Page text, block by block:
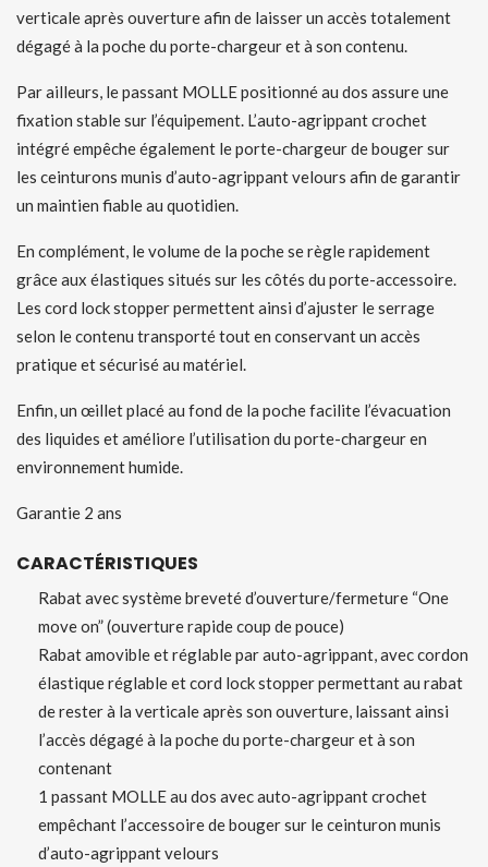
verticale après ouverture afin de laisser un accès totalement
dégagé à la poche du porte-chargeur et à son contenu.
Par ailleurs, le passant MOLLE positionné au dos assure une
fixation stable sur l’équipement. L’auto-agrippant crochet
intégré empêche également le porte-chargeur de bouger sur
les ceinturons munis d’auto-agrippant velours afin de garantir
un maintien fiable au quotidien.
En complément, le volume de la poche se règle rapidement
grâce aux élastiques situés sur les côtés du porte-accessoire.
Les cord lock stopper permettent ainsi d’ajuster le serrage
selon le contenu transporté tout en conservant un accès
pratique et sécurisé au matériel.
Enfin, un œillet placé au fond de la poche facilite l’évacuation
des liquides et améliore l’utilisation du porte-chargeur en
environnement humide.
Garantie 2 ans
CARACTÉRISTIQUES
Rabat avec système breveté d’ouverture/fermeture “One
move on” (ouverture rapide coup de pouce)
Rabat amovible et réglable par auto-agrippant, avec cordon
élastique réglable et cord lock stopper permettant au rabat
de rester à la verticale après son ouverture, laissant ainsi
l’accès dégagé à la poche du porte-chargeur et à son
contenant
1 passant MOLLE au dos avec auto-agrippant crochet
empêchant l’accessoire de bouger sur le ceinturon munis
d’auto-agrippant velours